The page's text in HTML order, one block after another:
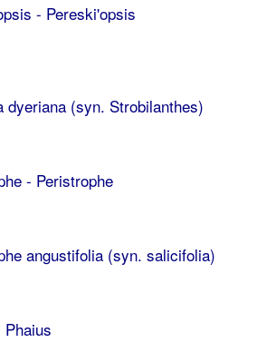
- Pereski'opsis
dyeriana (syn. Strobilanthes)
- Peristrophe
angustifolia (syn. salicifolia)
Phaius